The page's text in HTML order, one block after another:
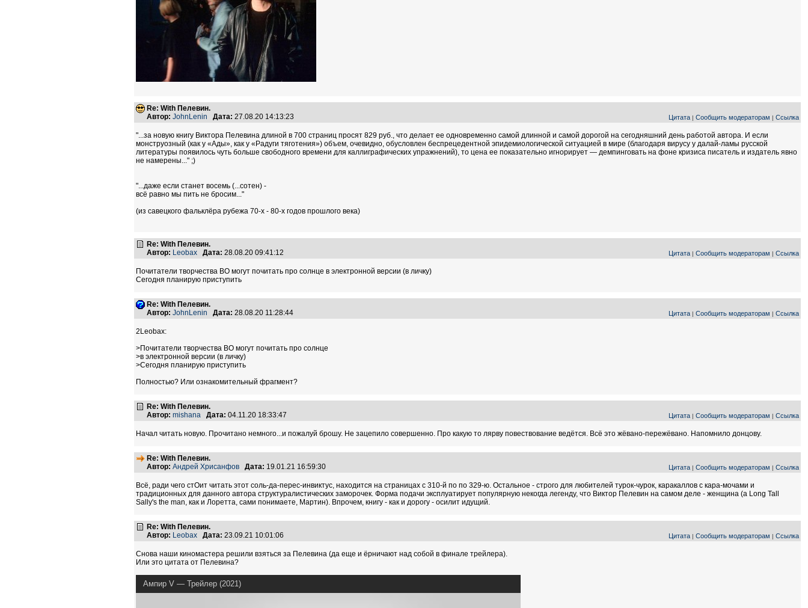
Re: With Пелевин.
Автор: JohnLenin Дата: 27.08.20 14:13:23 Цитата Сообщить модераторам Ссылка
"...за новую книгу Виктора Пелевина длиной в 700 страниц просят 829 руб., что делает ее одновременно самой длинной и самой дорогой на сегодняшний день работой автора. И если
монструозный (как у «Ады», как у «Радуги тяготения») объем, очевидно, обусловлен беспрецедентной эпидемиологической ситуацией в мире (благодаря вирусу у далай-ламы русской
литературы появилось чуть больше свободного времени для каллиграфических упражнений), то цена ее показательно игнорирует — демпинговать на фоне кризиса писатель и издатель явно
не намерены..." ;)
"...даже если станет восемь (...сотен) -
всё равно мы пить не бросим..."
(из савецкого фальклёра рубежа 70-х - 80-х годов прошлого века)
Re: With Пелевин.
Автор: Leobax Дата: 28.08.20 09:41:12 Цитата Сообщить модераторам Ссылка
Почитатели творчества ВО могут почитать про солнце в электронной версии (в личку)
Сегодня планирую приступить
Re: With Пелевин.
Автор: JohnLenin Дата: 28.08.20 11:28:44 Цитата Сообщить модераторам Ссылка
2Leobax:
>Почитатели творчества ВО могут почитать про солнце
>в электронной версии (в личку)
>Сегодня планирую приступить
Полностью? Или ознакомительный фрагмент?
Re: With Пелевин.
Автор: mishana Дата: 04.11.20 18:33:47 Цитата Сообщить модераторам Ссылка
Начал читать новую. Прочитано немного...и пожалуй брошу. Не зацепило совершенно. Про какую то лярву повествование ведётся. Всё это жёвано-пережёвано. Напомнило донцову.
Re: With Пелевин.
Автор: Андрей Хрисанфов Дата: 19.01.21 16:59:30 Цитата Сообщить модераторам Ссылка
Всё, ради чего стОит читать этот соль-да-перес-инвиктус, находится на страницах с 310-й по по 329-ю. Остальное - строго для любителей турок-чурок, каракаллов с кара-мочами и
традиционных для данного автора структуралистических заморочек. Форма подачи эксплуатирует популярную некогда легенду, что Виктор Пелевин на самом деле - женщина (а Long Tall
Sally's the man, как и Лоретта, сами понимаете, Мартин). Впрочем, книгу - как и дорогу - осилит идущий.
Re: With Пелевин.
Автор: Leobax Дата: 23.09.21 10:01:06 Цитата Сообщить модераторам Ссылка
Снова наши киномастера решили взяться за Пелевина (да еще и ёрничают над собой в финале трейлера).
Или это цитата от Пелевина?
Ампир V — Трейлер (2021)